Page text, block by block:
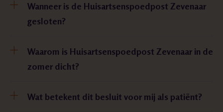
Wanneer is de Huisartsenspoedpost Zevenaar
gesloten?
Waarom is Huisartsenspoedpost Zevenaar in de
zomer dicht?
Wat betekent dit besluit voor mij als patiënt?